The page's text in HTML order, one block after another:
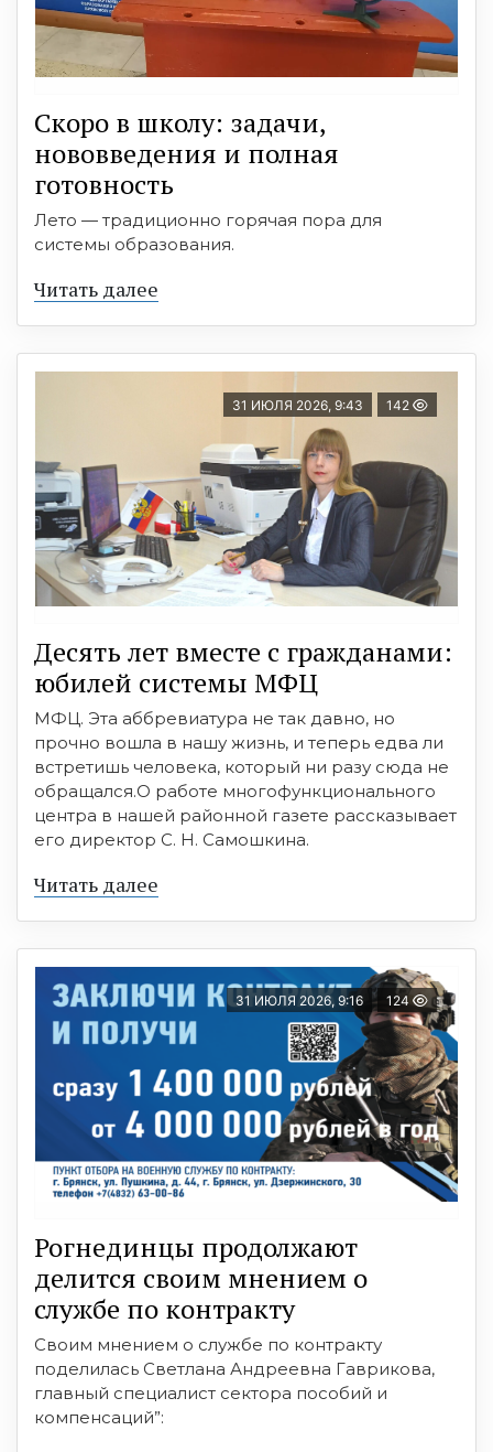
Скоро в школу: задачи,
нововведения и полная
готовность
Лето — традиционно горячая пора для
системы образования.
Читать далее
31 ИЮЛЯ 2026, 9:43 142
Десять лет вместе с гражданами:
юбилей системы МФЦ
МФЦ. Эта аббревиатура не так давно, но
прочно вошла в нашу жизнь, и теперь едва ли
встретишь человека, который ни разу сюда не
обращался.О работе многофункционального
центра в нашей районной газете рассказывает
его директор С. Н. Самошкина.
Читать далее
31 ИЮЛЯ 2026, 9:16 124
Рогнединцы продолжают
делится своим мнением о
службе по контракту
Своим мнением о службе по контракту
поделилась Светлана Андреевна Гаврикова,
главный специалист сектора пособий и
компенсаций”: